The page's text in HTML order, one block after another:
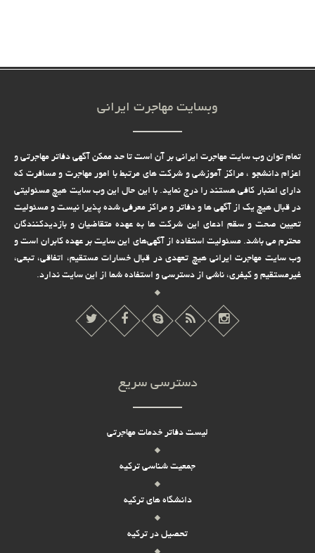
وبسایت مهاجرت ایرانی
تمام توان وب سایت مهاجرت ایرانی بر آن است تا حد ممکن آگهی دفاتر مهاجرتی و
اعزام دانشجو ، مراکز آموزشی و شرکت های مرتبط با امور مهاجرت و مسافرت که
دارای اعتبار کافی هستند را درج نماید. با این حال این وب سایت هیچ مسئولیتی
در قبال هیچ یک از آگهی ها و دفاتر و مراکز معرفی شده پذیرا نیست و مسئولیت
تعیین صحت و سقم ادعای این شرکت ها به عهده متقاضیان و بازدیدکنندگان
محترم می باشد. مسئولیت استفاده از آگهی‌های این سایت بر عهده کابران است و
وب سایت مهاجرت ایرانی هیچ تعهدى در قبال خسارات مستقیم، اتفاقى، تبعى،
غیرمستقیم و کیفرى، ناشى از دسترسى و استفاده شما از این سایت ندارد.
دسترسی سریع
لیست دفاتر خدمات مهاجرتی
جمعیت شناسی ترکیه
دانشگاه های ترکیه
تحصیل در ترکیه